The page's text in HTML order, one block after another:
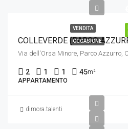
VENDITA
OCCASIONE
2 1 1 45m²
APPARTAMENTO
dimora.talenti